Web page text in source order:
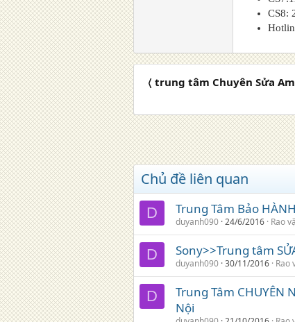
CS8:
〈 trung tâm Chuyên Sửa
Chủ đề liên quan
D Trung Tâm Bảo
duyanh090 24/6/2016 Rao
D Sony>>Trung tâm
duyanh090 30/11/2016 Rao
D
Trung Tâm CHUYÊN
Nội